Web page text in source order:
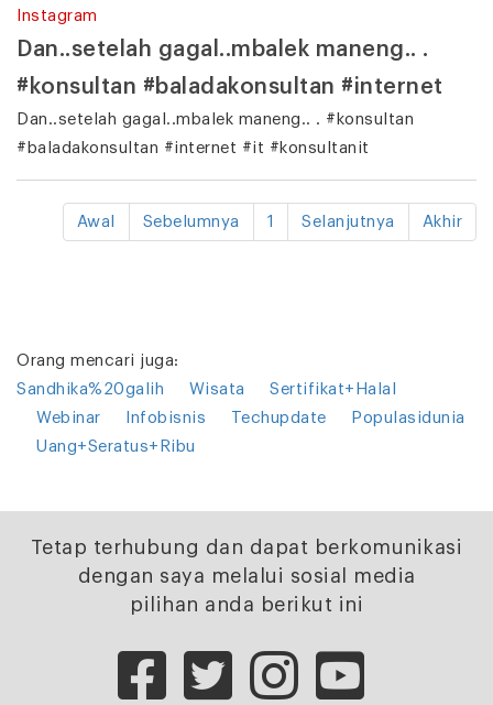
Instagram
Dan..setelah gagal..mbalek maneng.. .
#konsultan #baladakonsultan #internet
Dan..setelah gagal..mbalek maneng.. . #konsultan
#baladakonsultan #internet #it #konsultanit
Awal Sebelumnya 1 Selanjutnya Akhir
Orang mencari juga:
Sandhika%20galih
Wisata
Sertifikat+Halal
Webinar
Infobisnis Techupdate
Populasidunia
Uang+Seratus+Ribu
Tetap terhubung dan dapat berkomunikasi
dengan saya melalui sosial media
pilihan anda berikut ini